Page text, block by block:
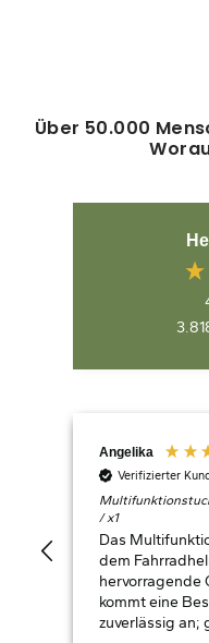
Über 50.000
Angelika
Verifizierter
/ x1
Das
dem
hervorragende
kommt eine
zuverlässig an;